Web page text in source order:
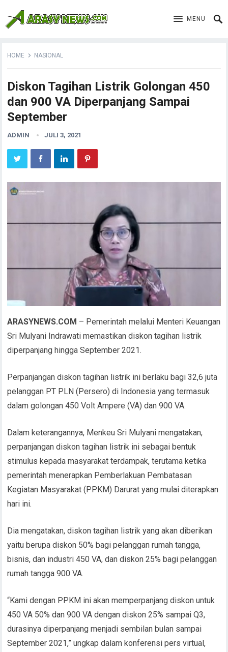
MENU
HOME NASIONAL
Diskon Tagihan Listrik Golongan 450
dan 900 VA Diperpanjang Sampai
September
ADMIN JULI 3, 2021
ARASYNEWS.COM – Pemerintah melalui Menteri Keuangan
Sri Mulyani Indrawati memastikan diskon tagihan listrik
diperpanjang hingga September 2021.
Perpanjangan diskon tagihan listrik ini berlaku bagi 32,6 juta
pelanggan PT PLN (Persero) di Indonesia yang termasuk
dalam golongan 450 Volt Ampere (VA) dan 900 VA.
Dalam keterangannya, Menkeu Sri Mulyani mengatakan,
perpanjangan diskon tagihan listrik ini sebagai bentuk
stimulus kepada masyarakat terdampak, terutama ketika
pemerintah menerapkan Pemberlakuan Pembatasan
Kegiatan Masyarakat (PPKM) Darurat yang mulai diterapkan
hari ini.
Dia mengatakan, diskon tagihan listrik yang akan diberikan
yaitu berupa diskon 50% bagi pelanggan rumah tangga,
bisnis, dan industri 450 VA, dan diskon 25% bagi pelanggan
rumah tangga 900 VA.
“Kami dengan PPKM ini akan memperpanjang diskon untuk
450 VA 50% dan 900 VA dengan diskon 25% sampai Q3,
durasinya diperpanjang menjadi sembilan bulan sampai
September 2021,” ungkap dalam konferensi pers virtual,